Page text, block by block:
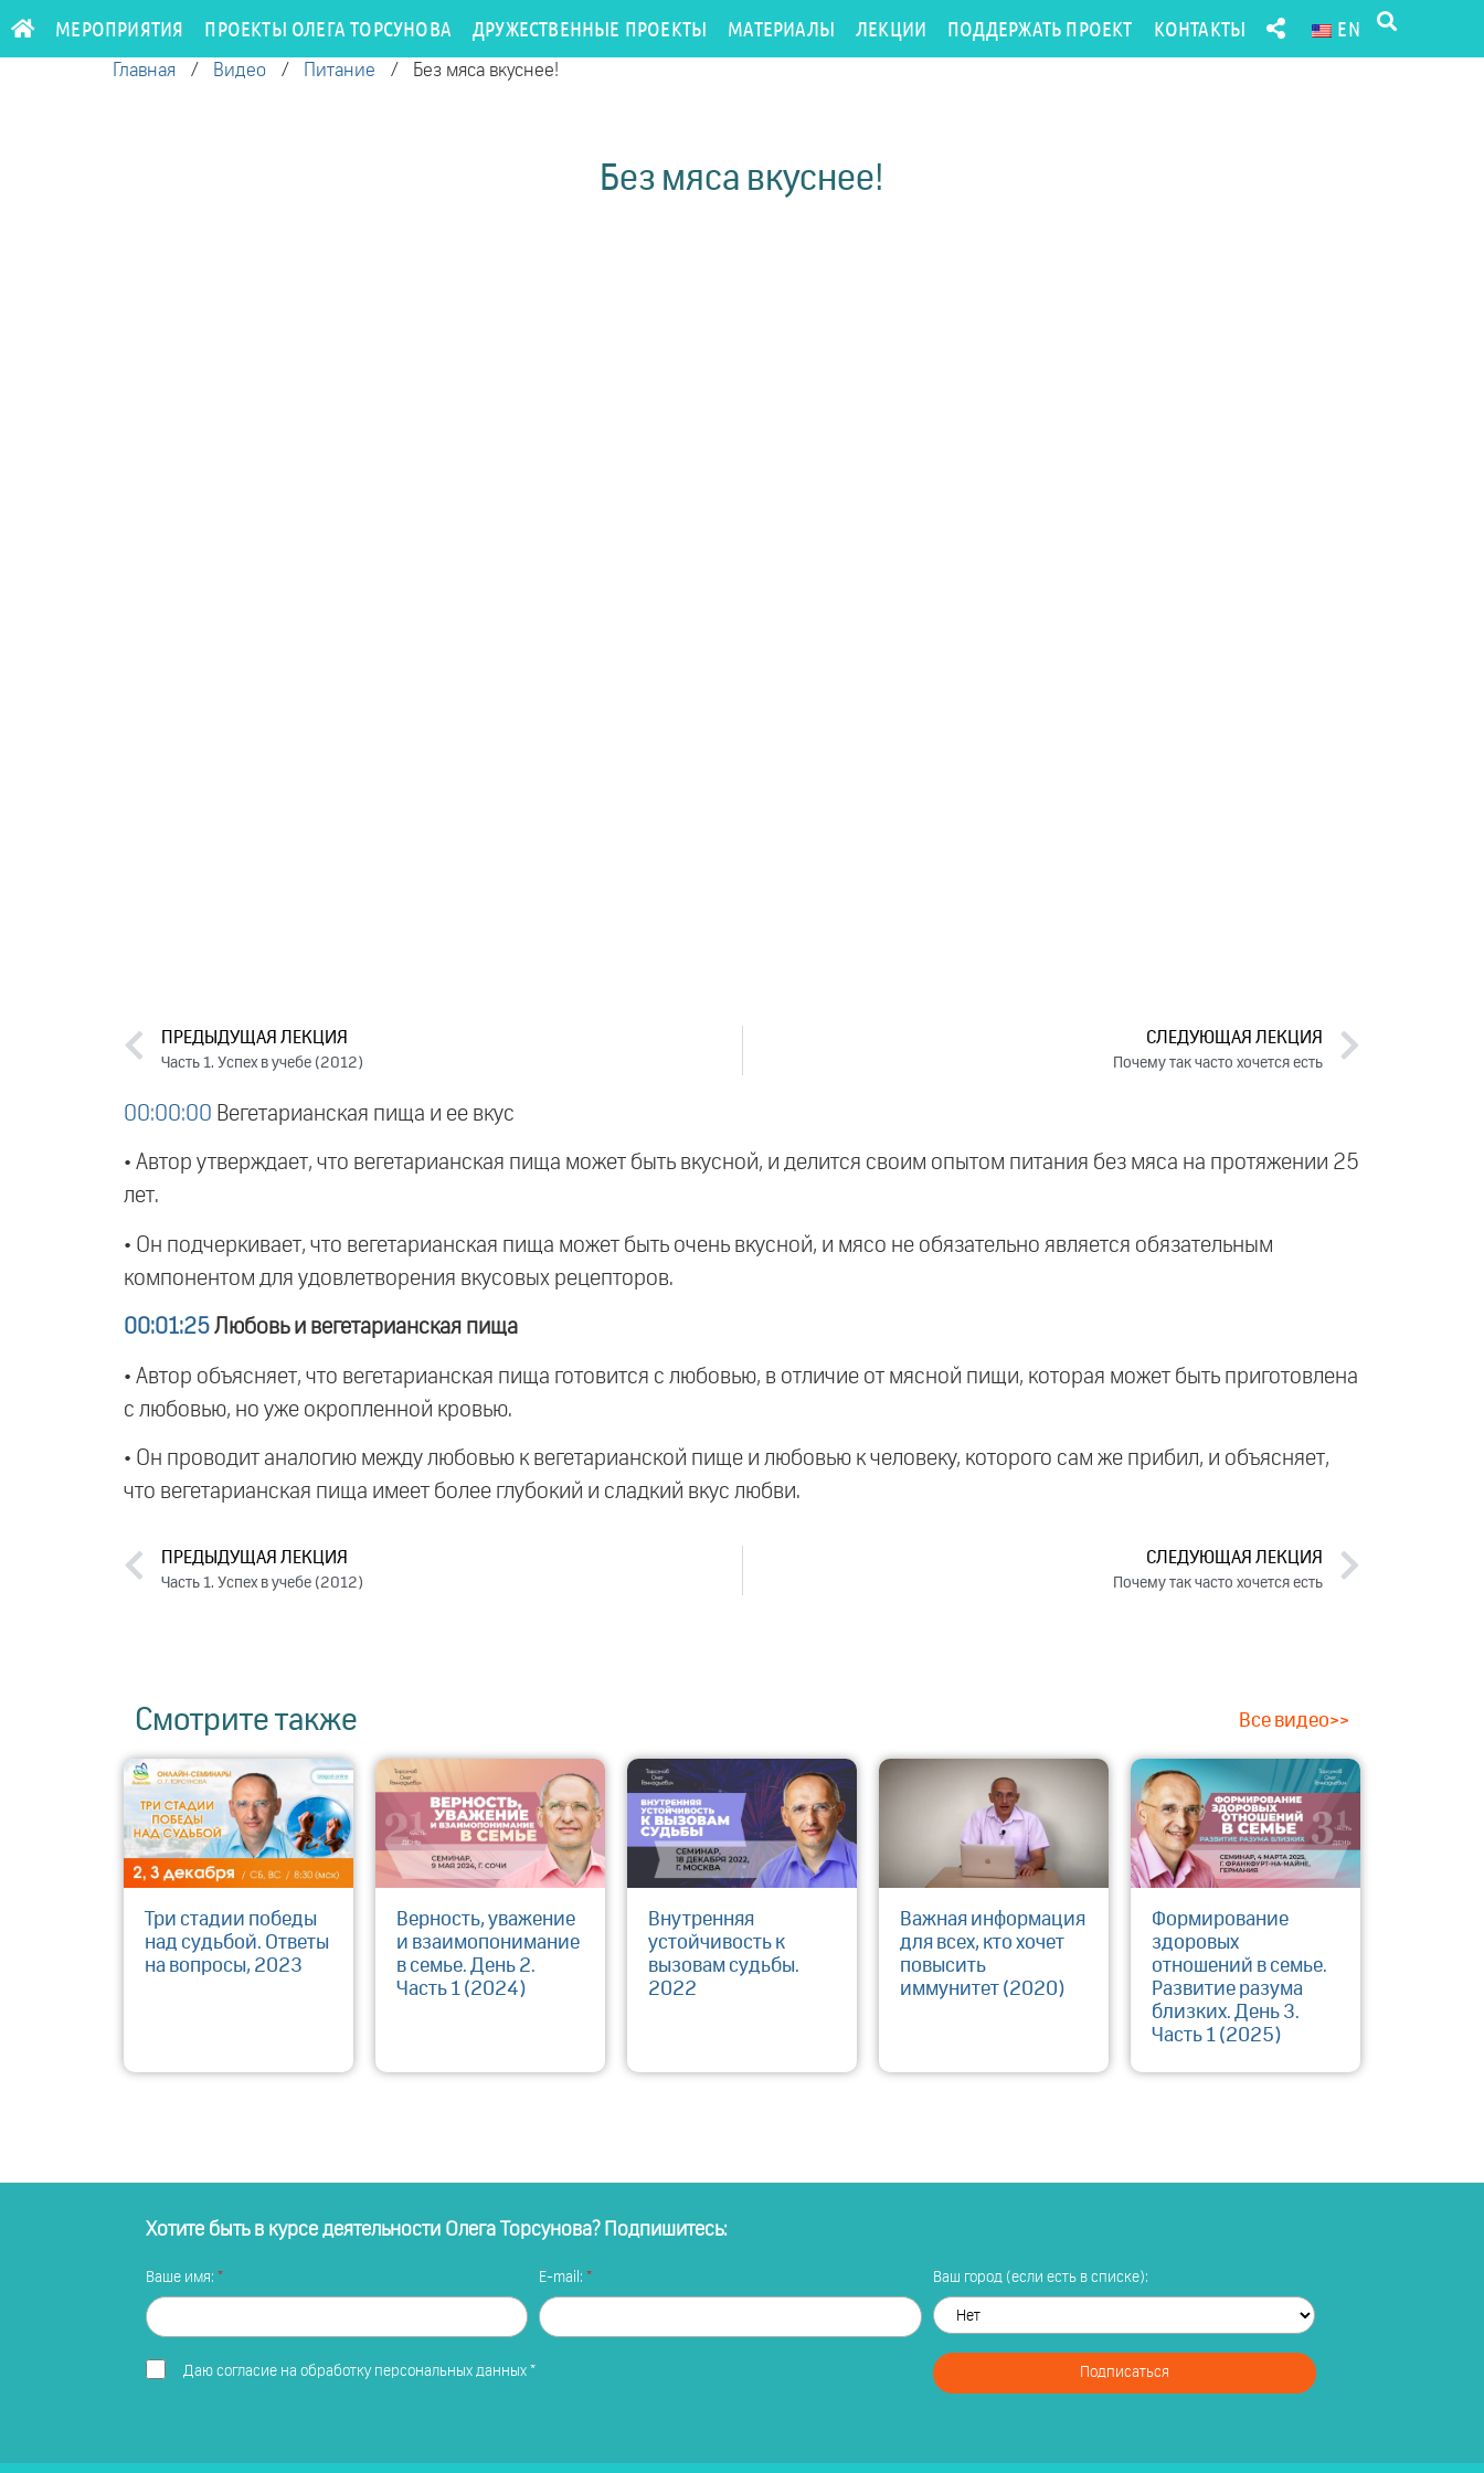
МЕРОПРИЯТИЯ ПРОЕКТЫ ОЛЕГА ТОРСУНОВА ДРУЖЕСТВЕННЫЕ ПРОЕКТЫ МАТЕРИАЛЫ ЛЕКЦИИ ПОДДЕРЖАТЬ ПРОЕКТ КОНТАКТЫ EN
Главная / Видео / Питание / Без мяса вкуснее!
Без мяса вкуснее!
ПРЕДЫДУЩАЯ ЛЕКЦИЯ
Часть 1. Успех в учебе (2012)
СЛЕДУЮЩАЯ ЛЕКЦИЯ
Почему так часто хочется есть
00:00:00 Вегетарианская пища и ее вкус
• Автор утверждает, что вегетарианская пища может быть вкусной, и делится своим опытом питания без мяса на протяжении 25
лет.
• Он подчеркивает, что вегетарианская пища может быть очень вкусной, и мясо не обязательно является обязательным
компонентом для удовлетворения вкусовых рецепторов.
00:01:25 Любовь и вегетарианская пища
• Автор объясняет, что вегетарианская пища готовится с любовью, в отличие от мясной пищи, которая может быть приготовлена
с любовью, но уже окропленной кровью.
• Он проводит аналогию между любовью к вегетарианской пище и любовью к человеку, которого сам же прибил, и объясняет,
что вегетарианская пища имеет более глубокий и сладкий вкус любви.
ПРЕДЫДУЩАЯ ЛЕКЦИЯ
Часть 1. Успех в учебе (2012)
СЛЕДУЮЩАЯ ЛЕКЦИЯ
Почему так часто хочется есть
Смотрите также Все видео>>
Три стадии победы
над судьбой. Ответы
на вопросы, 2023
Верность, уважение
и взаимопонимание
в семье. День 2.
Часть 1 (2024)
Внутренняя
устойчивость к
вызовам судьбы.
2022
Важная информация
для всех, кто хочет
повысить
иммунитет (2020)
Формирование
здоровых
отношений в семье.
Развитие разума
близких. День 3.
Часть 1 (2025)
Хотите быть в курсе деятельности Олега Торсунова? Подпишитесь:
Ваше имя: E-mail: Ваш город (если есть в списке):
Даю согласие на обработку персональных данных* Подписаться